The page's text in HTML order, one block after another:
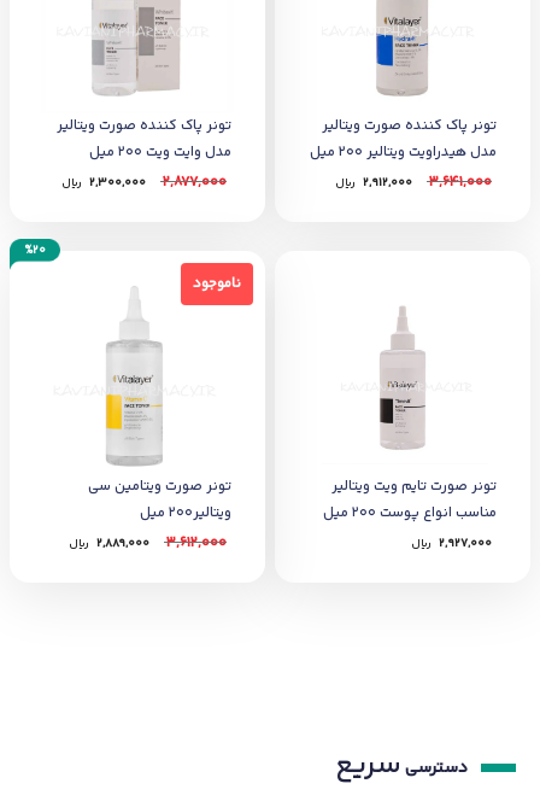
تونر پاک کننده صورت ویتالیر
مدل هیدراویت ویتالیر 200 میل
3,641,000
2,912,000 ﷼
تونر پاک کننده صورت ویتالیر
مدل وایت ویت 200 میل
2,877,000
2,300,000 ﷼
تونر صورت تایم ویت ویتالیر
مناسب انواع پوست 200 میل
2,927,000 ﷼
ناموجود
%20
ناموجود
تونر صورت ویتامین سی
ویتالیر200 میل
3,612,000
2,889,000 ﷼
دسترسی سریع